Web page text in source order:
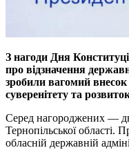
З нагоди Дня
про відзначення
зробили вагомий внесок
суверенітету та
Серед нагороджених —
Тернопільської області.
обласній державній